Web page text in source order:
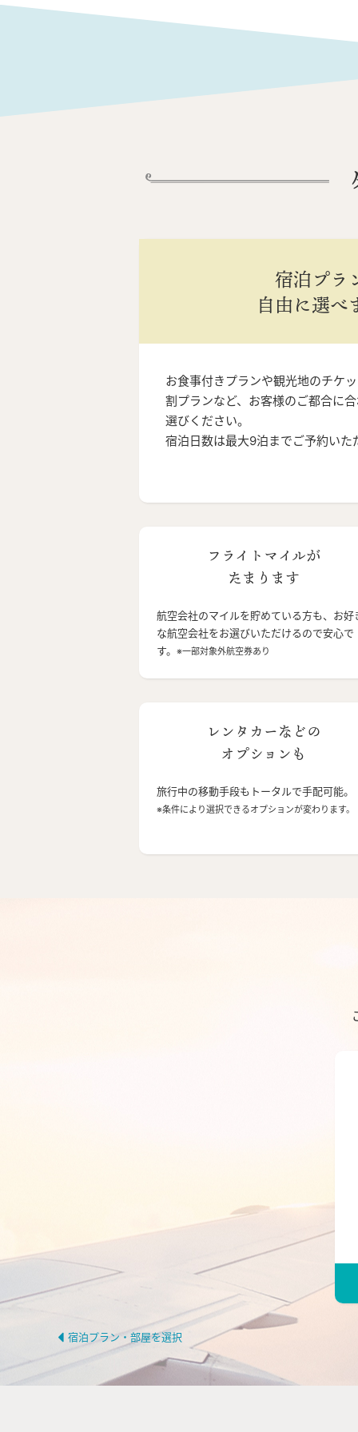
宿泊プラ
自由に選べ
お食事付きプランや観光地のチケ
割プランなど、お客様のご都合に
選びください。
宿泊日数は最大9泊までご予約いた
フライトマイルが
たまります
航空会社のマイルを貯めている方も、お好
な航空会社をお選びいただけるので安心で
す。 ※一部対象外航空券あり
レンタカーなどの
オプションも
旅行中の移動手段もトータルで手配可能。
※条件により選択できるオプションが変わります。
宿泊プラン・部屋を選択